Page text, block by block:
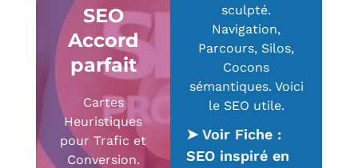
SEO
Accord
parfait
Cartes
Heuristiques
pour Trafic et
Conversion.
sculpté.
Navigation,
Parcours, Silos,
Cocons
sémantiques. Voici
le SEO utile.
➤ Voir Fiche :
SEO inspiré en